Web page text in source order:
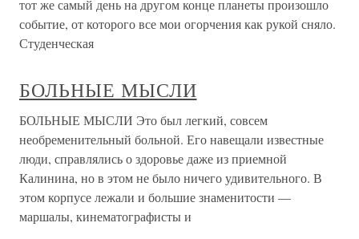
тот же самый день на другом конце планеты произошло
событие, от которого все мои огорчения как рукой сняло.
Студенческая
БОЛЬНЫЕ МЫСЛИ
БОЛЬНЫЕ МЫСЛИ Это был легкий, совсем
необременительный больной. Его навещали известные
люди, справлялись о здоровье даже из приемной
Калинина, но в этом не было ничего удивительного. В
этом корпусе лежали и большие знаменитости —
маршалы, кинематографисты и